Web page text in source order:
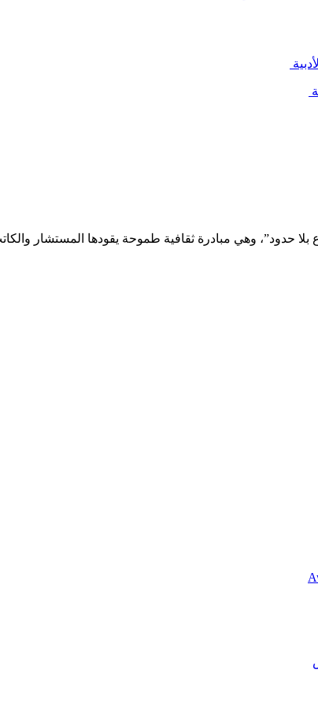
عن انطلاق مبادرة “إبداع بلا حدود”، وهي مبادرة ثقافية طموحة يقودها المستشار